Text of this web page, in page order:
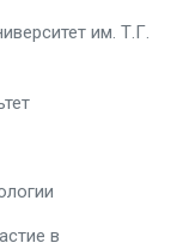
им. Т.Г.
в